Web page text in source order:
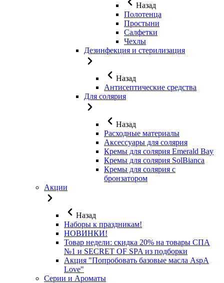
Назад
Полотенца
Простыни
Салфетки
Чехлы
Дезинфекция и стерилизация
Назад
Антисептические средства
Для солярия
Назад
Расходные материалы
Аксессуары для солярия
Кремы для солярия Emerald Bay
Кремы для солярия SolBianca
Кремы для солярия с
бронзатором
Акции
Назад
Наборы к праздникам!
НОВИНКИ!
Товар недели: скидка 20% на товары СПА
№1 и SECRET OF SPA из подборки
Акция "Попробовать базовые масла AspA
Love"
Серии и Ароматы